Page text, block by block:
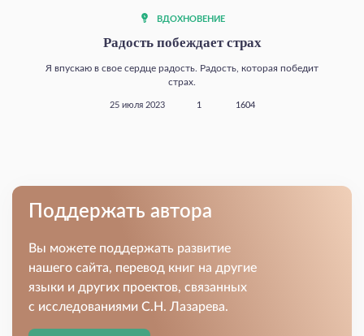
ВДОХНОВЕНИЕ
Радость побеждает страх
Я впускаю в свое сердце радость. Радость, которая победит
страх.
25 июля 2023 1 1604
Поддержать автора
Вы можете поддержать развитие
нашего сайта, перевод книг на другие
языки и других проектов, связанных
с исследованиями С.Н. Лазарева.